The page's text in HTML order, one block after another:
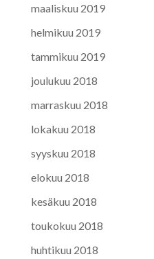
maaliskuu 2019
helmikuu 2019
tammikuu 2019
joulukuu 2018
marraskuu 2018
lokakuu 2018
syyskuu 2018
elokuu 2018
kesäkuu 2018
toukokuu 2018
huhtikuu 2018